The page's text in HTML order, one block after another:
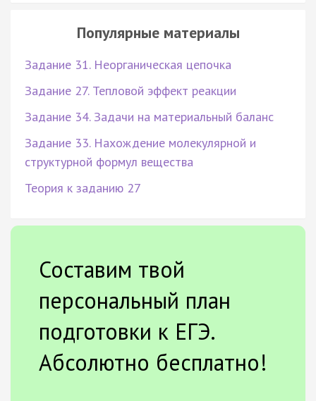
Популярные материалы
Задание 31. Неорганическая цепочка
Задание 27. Тепловой эффект реакции
Задание 34. Задачи на материальный баланс
Задание 33. Нахождение молекулярной и
структурной формул вещества
Теория к заданию 27
Составим твой
персональный план
подготовки к ЕГЭ.
Абсолютно бесплатно!